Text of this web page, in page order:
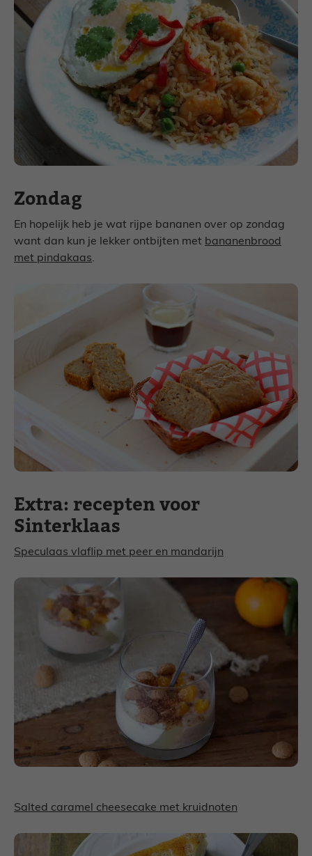
Zondag
En hopelijk heb je wat rijpe bananen over op zondag
want dan kun je lekker ontbijten met bananenbrood
met pindakaas.
Extra: recepten voor
Sinterklaas
Speculaas vlaflip met peer en mandarijn
Salted caramel cheesecake met kruidnoten